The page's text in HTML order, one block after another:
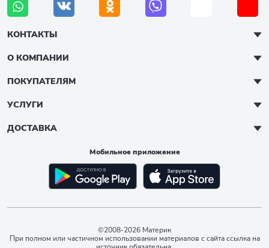
КОНТАКТЫ
О КОМПАНИИ
ПОКУПАТЕЛЯМ
УСЛУГИ
ДОСТАВКА
Мобильное приложение
©2008-2026 Материк
При полном или частичном использовании материалов с сайта ссылка на